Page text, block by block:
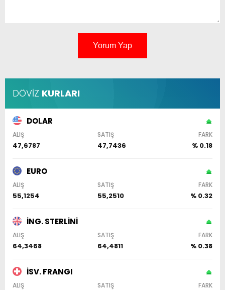
Yorum Yap
DÖVİZ KURLARI
DOLAR
ALIŞ SATIŞ FARK
47,6787 47,7436 % 0.18
EURO
ALIŞ SATIŞ FARK
55,1254 55,2510 % 0.32
İNG. STERLİNİ
ALIŞ SATIŞ FARK
64,3468 64,4811 % 0.38
İSV. FRANGI
ALIŞ SATIŞ FARK